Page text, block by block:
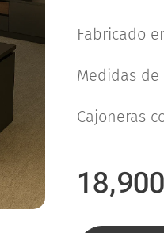
Fabricado
Medidas de
Cajoneras